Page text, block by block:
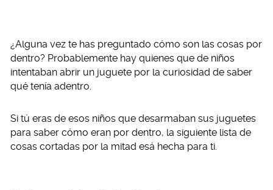
¿Alguna vez te has preguntado cómo son las cosas por
dentro? Probablemente hay quienes que de niños
intentaban abrir un juguete por la curiosidad de saber
qué tenía adentro.
Si tú eras de esos niños que desarmaban sus juguetes
para saber cómo eran por dentro, la siguiente lista de
cosas cortadas por la mitad esá hecha para ti.